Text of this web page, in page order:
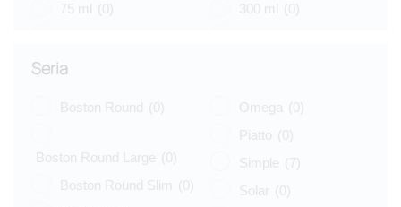
75 ml
(0)
125 ml
300 ml
(0)
Seria
Boston Round (0)
Boston Round Large (0)
Boston Round Slim
(0)
Omega (0)
Piatto
(0)
Simple (7)
Solar
(0)